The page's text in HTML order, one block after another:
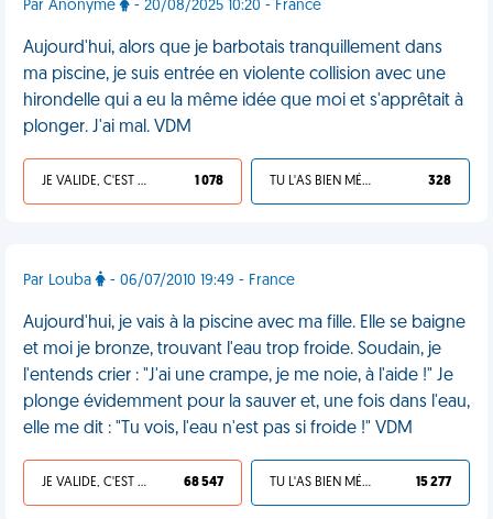
Par Anonyme - 20/08/2025 10:20 - France
Aujourd'hui, alors que je barbotais tranquillement dans
ma piscine, je suis entrée en violente collision avec une
hirondelle qui a eu la même idée que moi et s'apprêtait à
plonger. J'ai mal. VDM
JE VALIDE, C'EST UNE VDM 1 078 TU L'AS BIEN MÉRITÉ 328
Par Louba - 06/07/2010 19:49 - France
Aujourd'hui, je vais à la piscine avec ma fille. Elle se baigne
et moi je bronze, trouvant l'eau trop froide. Soudain, je
l'entends crier : "J'ai une crampe, je me noie, à l'aide !" Je
plonge évidemment pour la sauver et, une fois dans l'eau,
elle me dit : "Tu vois, l'eau n'est pas si froide !" VDM
JE VALIDE, C'EST UNE VDM 68 547 TU L'AS BIEN MÉRITÉ 15 277